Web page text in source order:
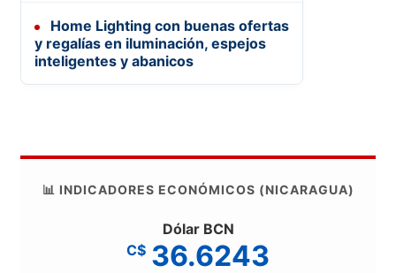
Home Lighting con buenas ofertas
y regalías en iluminación, espejos
inteligentes y abanicos
📊 INDICADORES ECONÓMICOS (NICARAGUA)
Dólar BCN
C$ 36.6243